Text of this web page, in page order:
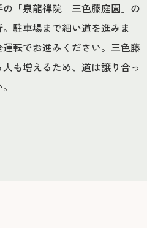
の「泉龍禅院 三色藤庭園」の
駐車場まで細い道を進みま
転でお進みください。三色藤
も増えるため、道は譲り合っ